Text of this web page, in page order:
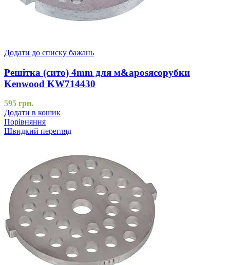
Додати до списку бажань
Решітка (сито) 4mm для м&aposясорубки
Kenwood KW714430
595 грн.
Додати в кошик
Порівняння
Швидкий перегляд